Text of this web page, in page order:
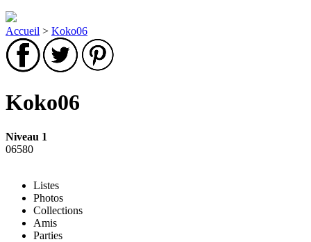
Accueil > Koko06
Koko06
Niveau 1
06580
Listes
Photos
Collections
Amis
Parties